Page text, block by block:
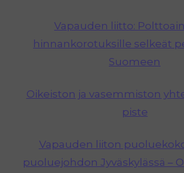
Vapauden liitto:
hinnankorotuksille selkeät
Suomeen
Oikeiston ja vasemmiston
piste
Vapauden liiton
puoluejohdon Jyväskylässä –